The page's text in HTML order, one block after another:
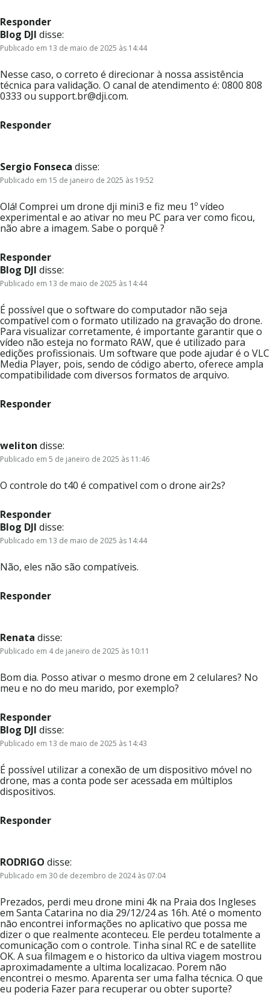
Responder
Blog DJI disse:
Publicado em 13 de maio de 2025 às 14:44
Nesse caso, o correto é direcionar à nossa assistência
técnica para validação. O canal de atendimento é: 0800 808
0333 ou support.br@dji.com.
Responder
Sergio Fonseca disse:
Publicado em 15 de janeiro de 2025 às 19:52
Olá! Comprei um drone dji mini3 e fiz meu 1º vídeo
experimental e ao ativar no meu PC para ver como ficou,
não abre a imagem. Sabe o porquê ?
Responder
Blog DJI disse:
Publicado em 13 de maio de 2025 às 14:44
É possível que o software do computador não seja
compatível com o formato utilizado na gravação do drone.
Para visualizar corretamente, é importante garantir que o
vídeo não esteja no formato RAW, que é utilizado para
edições profissionais. Um software que pode ajudar é o VLC
Media Player, pois, sendo de código aberto, oferece ampla
compatibilidade com diversos formatos de arquivo.
Responder
weliton disse:
Publicado em 5 de janeiro de 2025 às 11:46
O controle do t40 é compativel com o drone air2s?
Responder
Blog DJI disse:
Publicado em 13 de maio de 2025 às 14:44
Não, eles não são compatíveis.
Responder
Renata disse:
Publicado em 4 de janeiro de 2025 às 10:11
Bom dia. Posso ativar o mesmo drone em 2 celulares? No
meu e no do meu marido, por exemplo?
Responder
Blog DJI disse:
Publicado em 13 de maio de 2025 às 14:43
É possível utilizar a conexão de um dispositivo móvel no
drone, mas a conta pode ser acessada em múltiplos
dispositivos.
Responder
RODRIGO disse:
Publicado em 30 de dezembro de 2024 às 07:04
Prezados, perdi meu drone mini 4k na Praia dos Ingleses
em Santa Catarina no dia 29/12/24 as 16h. Até o momento
nāo encontrei informações no aplicativo que possa me
dizer o que realmente aconteceu. Ele perdeu totalmente a
comunicação com o controle. Tinha sinal RC e de satellite
OK. A sua filmagem e o historico da ultiva viagem mostrou
aproximadamente a ultima localizacao. Porem nāo
encontrei o mesmo. Aparenta ser uma falha técnica. O que
eu poderia Fazer para recuperar ou obter suporte?